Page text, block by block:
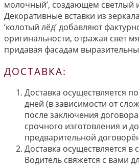
молочный’, создающем светлый
Декоративные вставки из
‘колотый лёд’ добавляют
оригинальности, отражая свет
придавая фасадам
ДОСТАВКА:
Доставка осуществляется
дней (в зависимости от
после заключения
срочного изготовления и
предварительной
Доставка осуществляется в
Водитель свяжется с вами